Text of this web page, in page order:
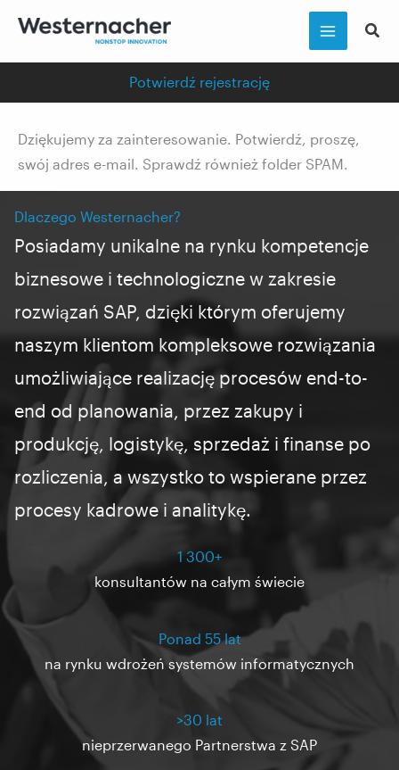
treści
Potwierdź rejestrację
Dziękujemy za zainteresowanie. Potwierdź, proszę,
swój adres e-mail. Sprawdź również folder SPAM.
Dlaczego Westernacher?
Posiadamy unikalne na rynku kompetencje
biznesowe i technologicznew zakresie
rozwiązań SAP, dzięki którym oferujemy
naszym klientom kompleksowe rozwiązania
umożliwiające realizację procesów end-to-
end od planowania, przez zakupy i
produkcję, logistykę, sprzedaż i finanse po
rozliczenia, a wszystko to wspierane przez
procesy kadrowe i analitykę.
1 300+
konsultantów na całym świecie
Ponad 55 lat
na rynku wdrożeń systemów informatycznych
>30 lat
nieprzerwanego Partnerstwa z SAP